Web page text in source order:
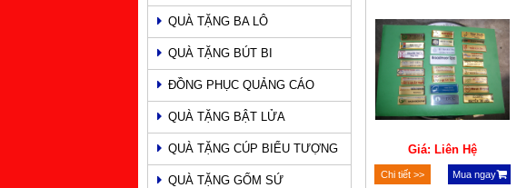
Giá: Liên Hệ
Chi tiết >> Mua ngay
QUÀ TẶNG BA LÔ
QUÀ TẶNG BÚT BI
ĐỒNG PHỤC QUẢNG CÁO
QUÀ TẶNG BẬT LỬA
QUÀ TẶNG CÚP BIỂU TƯỢNG
QUÀ TẶNG GỐM SỨ